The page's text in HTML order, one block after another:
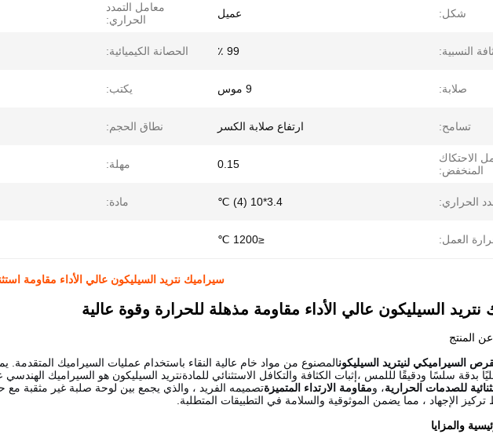
شكل: عميل
معامل التمدد
الحراري:
النسبية: 99 ٪ الحصانة الكيميائية:
صلابة: 9 موس يكتب:
تسامح: ارتفاع صلابة الكسر نطاق الحجم:
الاحتكاك
المنخفض:
0.15 مهلة:
الحراري: 3.4*10 (4) ℃ مادة:
العمل: ≤1200 ℃
سيراميك نتريد السيليكون عالي الأداء مقاومة
نتريد السيليكون عالي الأداء مقاومة مذهلة للحرارة وقوة عالية
المنتج
السيراميكي لنيتريد السيليكونالمصنوع من مواد خام عالية النقاء باستخدام عمليات السيراميك المتقدمة.
بدقة سلسًا ودقيقًا لللمس ،إثبات الكثافة والتكافل الاستثنائي للمادةنتريد السيليكون هو السيراميك الهندسي
للصدمات الحرارية، ومقاومة الارتداء المتميزةتصميمه الفريد ، والذي يجمع بين لوحة صلبة غير مثقبة
تركيز الإجهاد ، مما يضمن الموثوقية والسلامة في التطبيقات المتطلبة.
والمزايا